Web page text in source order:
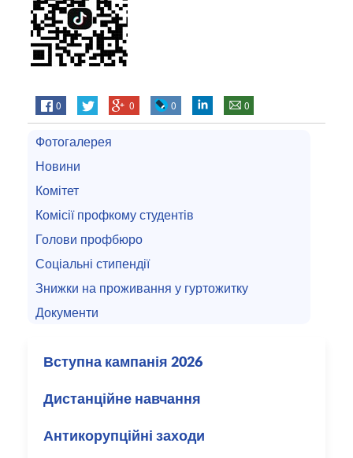
0 0 0 0
Фотогалерея
Новини
Комітет
Комісії профкому студентів
Голови профбюро
Соціальні стипендії
Знижки на проживання у гуртожитку
Документи
Вступна кампанія 2026
Дистанційне навчання
Антикорупційні заходи